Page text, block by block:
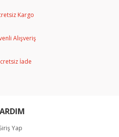
Yaz
bilgiler bulunuyor.
Yap